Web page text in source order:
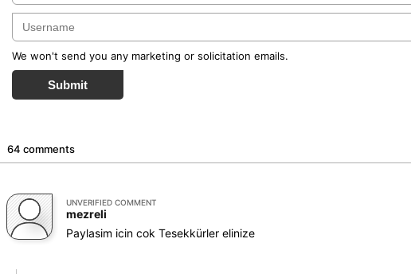
We won't send you any marketing or solicitation emails.
Submit
64 comments
UNVERIFIED COMMENT
mezreli
Paylasim icin cok Tesekkürler elinize